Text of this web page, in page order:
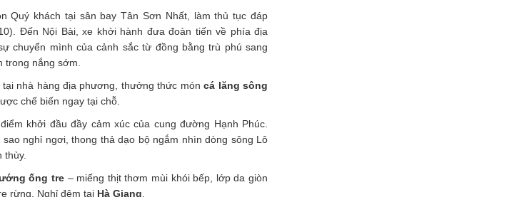
Quý khách tại sân bay Tân Sơn Nhất, làm thủ tục đáp
Đến Nội Bài, xe khởi hành đưa đoàn tiến về phía địa
chuyển mình của cảnh sắc từ đồng bằng trù phú sang
nắng sớm.
nhà hàng địa phương, thưởng thức móncá lăng sông
chế biến ngay tại chỗ.
khởi đầu đầy cảm xúc của cung đường Hạnh Phúc.
nghỉ ngơi, thong thả dạo bộ ngắm nhìn dòng sông Lô
thùy.
ống tre – miếng thịt thơm mùi khói bếp, lớp da giòn
rừng. Nghỉ đêm tại Hà Giang